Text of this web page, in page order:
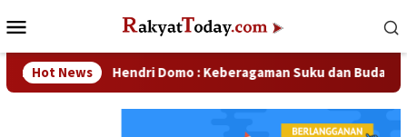
ke
Mobile
Hot News
Hendri Domo : Keberagaman Suku dan Budaya di